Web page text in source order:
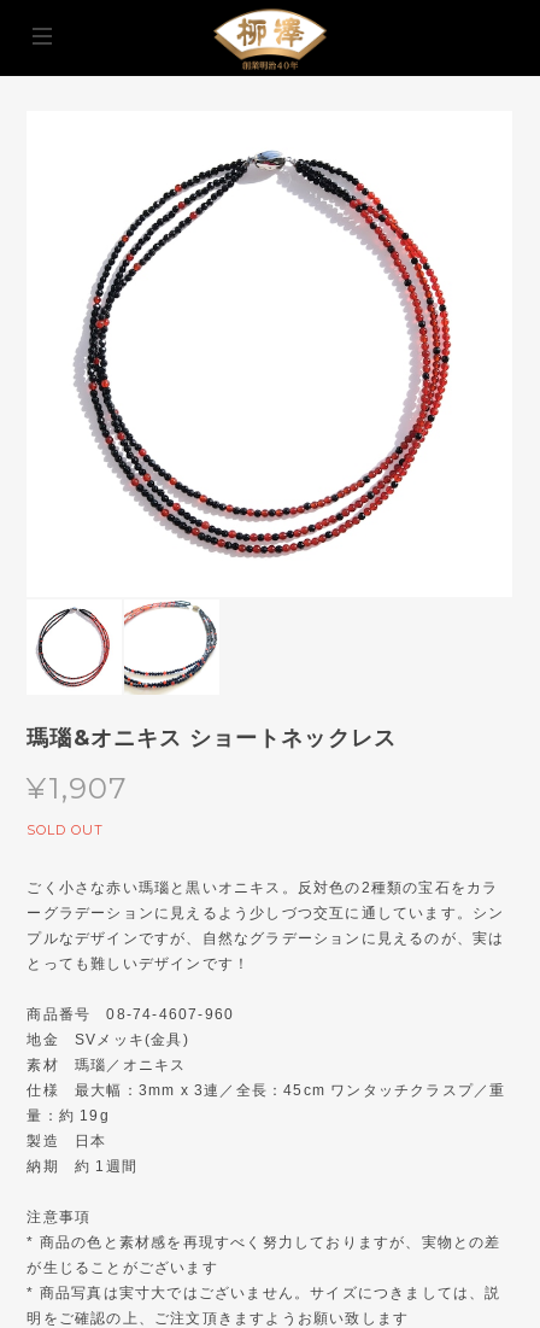
瑪瑙&オニキス ショートネックレス
¥1,907
SOLD OUT
ごく小さな赤い瑪瑙と黒いオニキス。反対色の2種類の宝石をカラ
ーグラデーションに見えるよう少しづつ交互に通しています。シン
プルなデザインですが、自然なグラデーションに見えるのが、実は
とっても難しいデザインです！
商品番号 08-74-4607-960
地金 SVメッキ(金具)
素材 瑪瑙／オニキス
仕様 最大幅：3mm x 3連／全長：45cm ワンタッチクラスプ／重
量：約 19g
製造 日本
納期 約 1週間
注意事項
* 商品の色と素材感を再現すべく努力しておりますが、実物との差
が生じることがございます
* 商品写真は実寸大ではございません。サイズにつきましては、説
明をご確認の上、ご注文頂きますようお願い致します